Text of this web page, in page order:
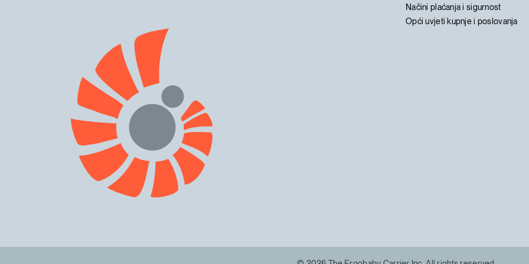
Načini plaćanja i sigurnost
Opći uvjeti kupnje i poslovanja